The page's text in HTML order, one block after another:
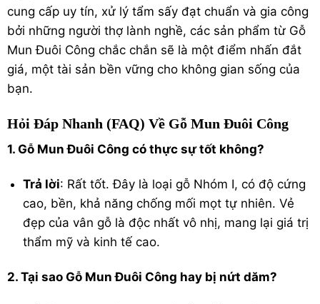
cung cấp uy tín, xử lý tẩm sấy đạt chuẩn và gia công
bởi những người thợ lành nghề, các sản phẩm từ Gỗ
Mun Đuôi Công chắc chắn sẽ là một điểm nhấn đắt
giá, một tài sản bền vững cho không gian sống của
bạn.
Hỏi Đáp Nhanh (FAQ) Về Gỗ Mun Đuôi Công
1. Gỗ Mun Đuôi Công có thực sự tốt không?
Trả lời: Rất tốt. Đây là loại gỗ Nhóm I, có độ cứng
cao, bền, khả năng chống mối mọt tự nhiên. Vẻ
đẹp của vân gỗ là độc nhất vô nhị, mang lại giá trị
thẩm mỹ và kinh tế cao.
2. Tại sao Gỗ Mun Đuôi Công hay bị nứt dăm?